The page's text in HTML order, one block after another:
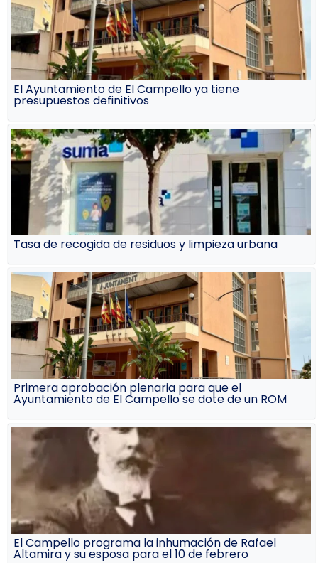
El Ayuntamiento de El Campello ya tiene
presupuestos definitivos
Tasa de recogida de residuos y limpieza urbana
Primera aprobación plenaria para que el
Ayuntamiento de El Campello se dote de un ROM
El Campello programa la inhumación de Rafael
Altamira y su esposa para el 10 de febrero